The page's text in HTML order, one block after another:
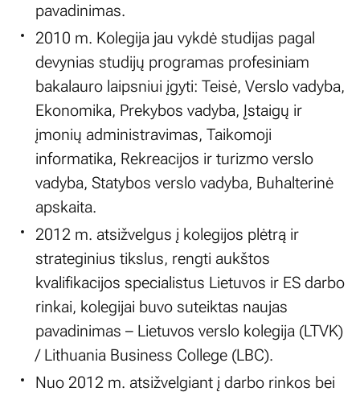
pavadinimas.
2010 m. Kolegija jau vykdė studijas pagal
devynias studijų programas profesiniam
bakalauro laipsniui įgyti: Teisė, Verslo vadyba,
Ekonomika, Prekybos vadyba, Įstaigų ir
įmonių administravimas, Taikomoji
informatika, Rekreacijos ir turizmo verslo
vadyba, Statybos verslo vadyba, Buhalterinė
apskaita.
2012 m. atsižvelgus į kolegijos plėtrą ir
strateginius tikslus, rengti aukštos
kvalifikacijos specialistus Lietuvos ir ES darbo
rinkai, kolegijai buvo suteiktas naujas
pavadinimas – Lietuvos verslo kolegija (LTVK)
/ Lithuania Business College (LBC).
Nuo 2012 m. atsižvelgiant į darbo rinkos bei